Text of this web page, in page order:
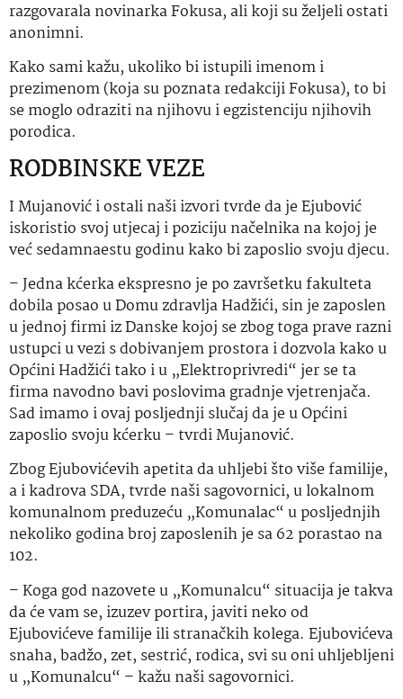
razgovarala novinarka Fokusa, ali koji su željeli ostati
anonimni.
Kako sami kažu, ukoliko bi istupili imenom i
prezimenom (koja su poznata redakciji Fokusa), to bi
se moglo odraziti na njihovu i egzistenciju njihovih
porodica.
RODBINSKE VEZE
I Mujanović i ostali naši izvori tvrde da je Ejubović
iskoristio svoj utjecaj i poziciju načelnika na kojoj je
već sedamnaestu godinu kako bi zaposlio svoju djecu.
– Jedna kćerka ekspresno je po završetku fakulteta
dobila posao u Domu zdravlja Hadžići, sin je zaposlen
u jednoj firmi iz Danske kojoj se zbog toga prave razni
ustupci u vezi s dobivanjem prostora i dozvola kako u
Općini Hadžići tako i u „Elektroprivredi“ jer se ta
firma navodno bavi poslovima gradnje vjetrenjača.
Sad imamo i ovaj posljednji slučaj da je u Općini
zaposlio svoju kćerku – tvrdi Mujanović.
Zbog Ejubovićevih apetita da uhljebi što više familije,
a i kadrova SDA, tvrde naši sagovornici, u lokalnom
komunalnom preduzeću „Komunalac“ u posljednjih
nekoliko godina broj zaposlenih je sa 62 porastao na
102.
– Koga god nazovete u „Komunalcu“ situacija je takva
da će vam se, izuzev portira, javiti neko od
Ejubovićeve familije ili stranačkih kolega. Ejubovićeva
snaha, badžo, zet, sestrić, rodica, svi su oni uhljebljeni
u „Komunalcu“ – kažu naši sagovornici.